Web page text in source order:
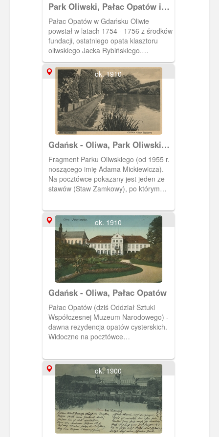
Park Oliwski, Pałac Opatów i
Katedra Oliwska
Pałac Opatów w Gdańsku Oliwie
powstał w latach 1754 - 1756 z środków
fundacji, ostatniego opata klasztoru
oliwskiego Jacka Rybińskiego.
Utrzymany jest w stylu rokoko. W oddali
widac Katedrę Oliwską Fotografia
pochodzi z albumu "Danzig und
Umgebung in Bildern".
ok. 1910
Gdańsk - Oliwa, Park Oliwski
im. Adama Mickiewicza
Fragment Parku Oliwskiego (od 1955 r.
noszącego imię Adama Mickiewicza).
Na pocztówce pokazany jest jeden ze
stawów (Staw Zamkowy), po którym
odgradzającej aleję od brzegu stawu
stoi chłopiec, który być może karmi
łabędzie, albo tylko im się przygląda.
ok. 1910
Gdańsk - Oliwa, Pałac Opatów
Pałac Opatów (dziś Oddział Sztuki
Współczesnej Muzeum Narodowego) -
dawna rezydencja opatów cysterskich.
Widoczne na pocztówce
nakryte mansardowym dachem zostało
odbudowane po II wojnie światowej z
inicjatywy Muzeum Narodowego.
Początkowo mieścił się w nim Dział
Etnograficzny tegoż muzeum. Obecnie
są w nim zgromadzone eksponaty z
zakresu sztuki współczesnej. Oprócz
ekspozycji stałej można w nim także
ok. 1900